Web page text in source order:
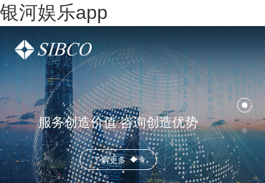
银河娱乐app
服务创造价值 咨询创造优势
了解更多